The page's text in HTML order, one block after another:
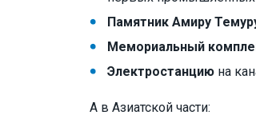
Памятник Амиру
Мемориальный
Электростанцию на
А в Азиатской части: